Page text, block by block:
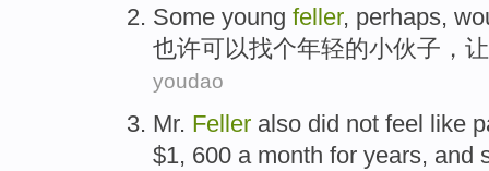
Some young feller, perhaps,
也许可以找个年轻的小伙子 ，
youdao
Mr. Feller also did not feel like
$1, 600 a month for years, and